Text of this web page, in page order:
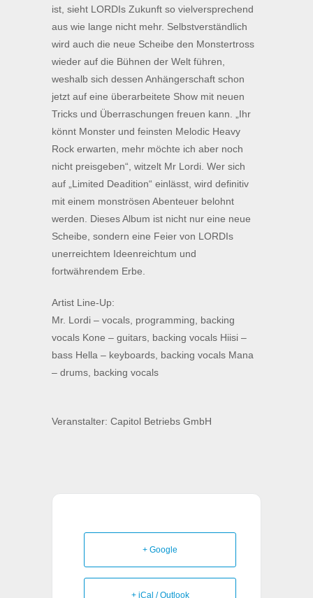
ist, sieht LORDIs Zukunft so vielversprechend
aus wie lange nicht mehr. Selbstverständlich
wird auch die neue Scheibe den Monstertross
wieder auf die Bühnen der Welt führen,
weshalb sich dessen Anhängerschaft schon
jetzt auf eine überarbeitete Show mit neuen
Tricks und Überraschungen freuen kann. „Ihr
könnt Monster und feinsten Melodic Heavy
Rock erwarten, mehr möchte ich aber noch
nicht preisgeben“, witzelt Mr Lordi. Wer sich
auf „Limited Deadition“ einlässt, wird definitiv
mit einem monströsen Abenteuer belohnt
werden. Dieses Album ist nicht nur eine neue
Scheibe, sondern eine Feier von LORDIs
unerreichtem Ideenreichtum und
fortwährendem Erbe.
Artist Line-Up:
Mr. Lordi – vocals, programming, backing
vocals Kone – guitars, backing vocals Hiisi –
bass Hella – keyboards, backing vocals Mana
– drums, backing vocals
Veranstalter: Capitol Betriebs GmbH
+ Google
+ iCal / Outlook